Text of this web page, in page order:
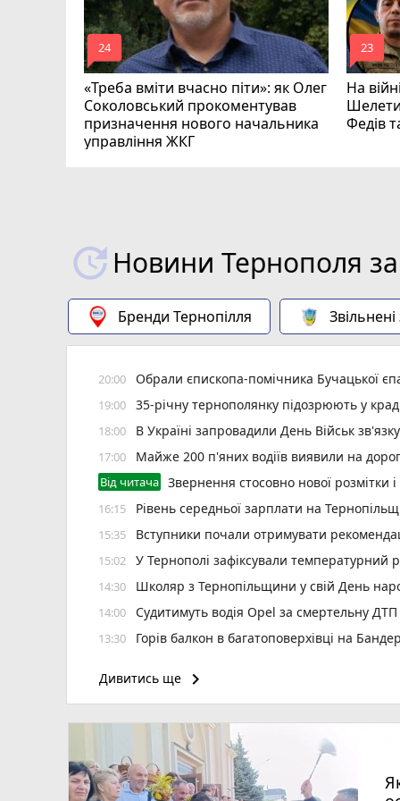
«Треба вміти вчасно піти»: як Олег
Соколовський прокоментував
призначення нового начальника
управління ЖКГ
mode_comment
24
На
Федів
mode_comment
23
Новини Тернополя за
Бренди Тернопілля
20:00 Обрали єпископа-помічника Бучацької
19:00 35-річну тернополянку підозрюють у
18:00 В Україні запровадили День Військ
17:00 Майже 200 п'яних водіїв виявили на
Від читача Звернення стосовно нової розмітки
16:15 Рівень середньої зарплати на
15:35 Вступники почали отримувати
15:02 У Тернополі зафіксували температурний
14:30 Школяр з Тернопільщини у свій День
14:00 Судитимуть водія Opel за смертельну
13:30 Горів балкон в багатоповерхівці на
12:30 Призначили уповноваженого з питань
В амбулаторії №6 Тернополя розпочав
10:44 У Кременці зіткнулися дві автівки —
10:30 Жінка з Тернопільського району
Дивитись ще keyboard_arrow_right